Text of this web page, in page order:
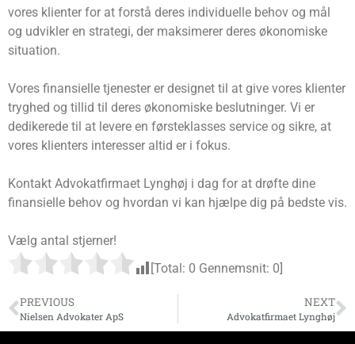
vores klienter for at forstå deres individuelle behov og mål
og udvikler en strategi, der maksimerer deres økonomiske
situation.
Vores finansielle tjenester er designet til at give vores klienter
tryghed og tillid til deres økonomiske beslutninger. Vi er
dedikerede til at levere en førsteklasses service og sikre, at
vores klienters interesser altid er i fokus.
Kontakt Advokatfirmaet Lynghøj i dag for at drøfte dine
finansielle behov og hvordan vi kan hjælpe dig på bedste vis.
Vælg antal stjerner!
[Total: 0 Gennemsnit: 0
PREVIOUS
Nielsen Advokater ApS
NEXT
Advokatfirmaet Lynghøj